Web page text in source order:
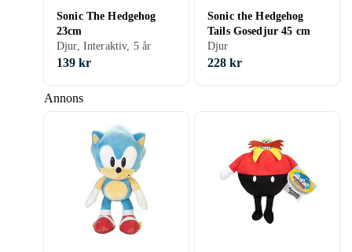
Annons
Sonic The Hedgehog
23cm
Djur, Interaktiv, 5 år
139 kr
Sonic the Hedgehog
Tails Gosedjur 45 cm
Djur
228 kr